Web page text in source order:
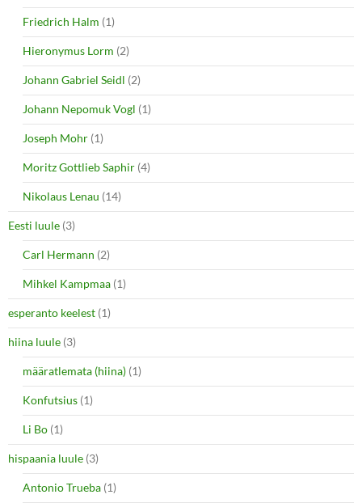
Friedrich Halm (1)
Hieronymus Lorm (2)
Johann Gabriel Seidl (2)
Johann Nepomuk Vogl (1)
Joseph Mohr (1)
Moritz Gottlieb Saphir (4)
Nikolaus Lenau (14)
Eesti luule (3)
Carl Hermann (2)
Mihkel Kampmaa (1)
esperanto keelest (1)
hiina luule (3)
määratlemata (hiina) (1)
Konfutsius (1)
Li Bo (1)
hispaania luule (3)
Antonio Trueba (1)